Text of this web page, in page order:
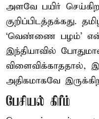
அளவே பயிர்
குறிப்பிடத்தக்கது.
‘வெண்ணை பழம்’
இந்தியாவில்
விளைவிக்காததால்,
அதிகமாகவே
பேசியல் கிரீம்